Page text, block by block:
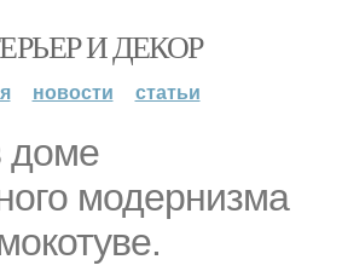
И ДЕКОР
новости статьи
доме
модернизма